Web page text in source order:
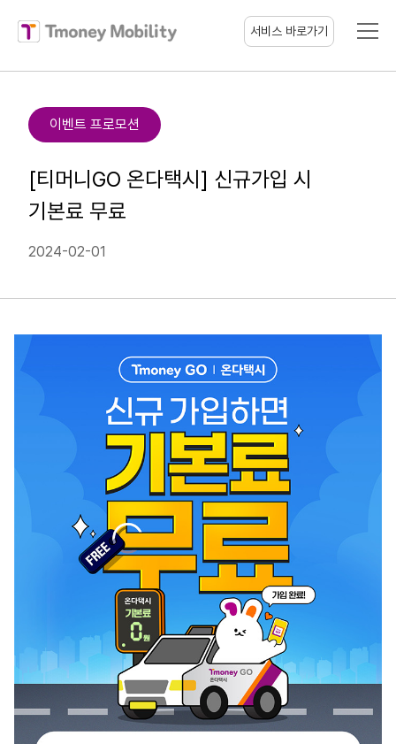
티머니모빌리티 서비스 바로가기
이벤트 프로모션
[티머니GO 온다택시] 신규가입 시
기본료 무료
2024-02-01
창
열림)